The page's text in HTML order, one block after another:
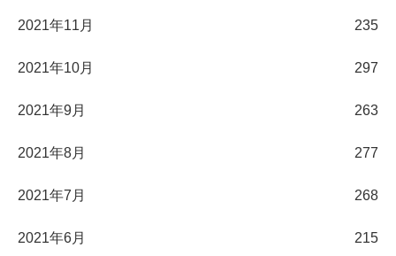
2021年11月 235
2021年10月 297
2021年9月 263
2021年8月 277
2021年7月 268
2021年6月 215